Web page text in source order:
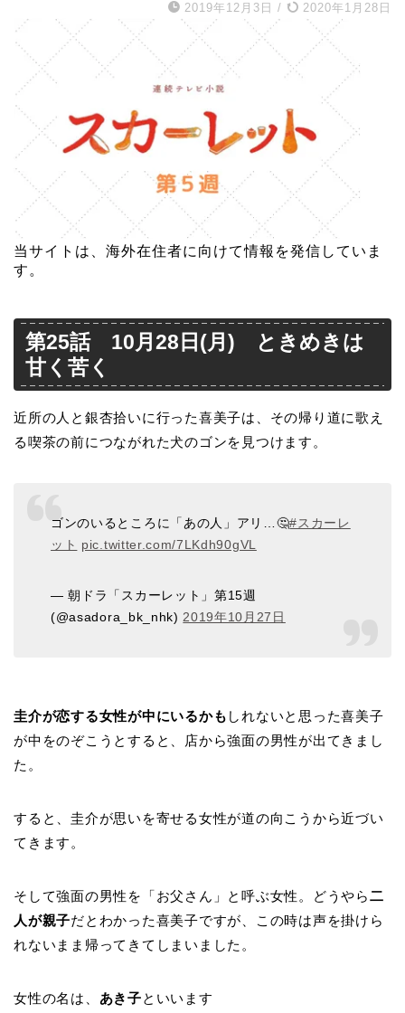
2019年12月3日 / 2020年1月28日
当サイトは、海外在住者に向けて情報を発信していま
す。
第25話 10月28日(月) ときめきは
甘く苦く
近所の人と銀杏拾いに行った喜美子は、その帰り道に歌え
る喫茶の前につながれた犬のゴンを見つけます。
ゴンのいるところに「あの人」アリ…🤔#スカーレ
ット pic.twitter.com/7LKdh90gVL
— 朝ドラ「スカーレット」第15週
(@asadora_bk_nhk)2019年10月27日
圭介が恋する女性が中にいるかも しれないと思った喜美子
が中をのぞこうとすると、店から強面の男性が出てきまし
た。
すると、圭介が思いを寄せる女性が道の向こうから近づい
てきます。
そして強面の男性を「お父さん」と呼ぶ女性。どうやら二
人が親子だとわかった喜美子ですが、この時は声を掛けら
れないまま帰ってきてしまいました。
女性の名は、 あき子といいます